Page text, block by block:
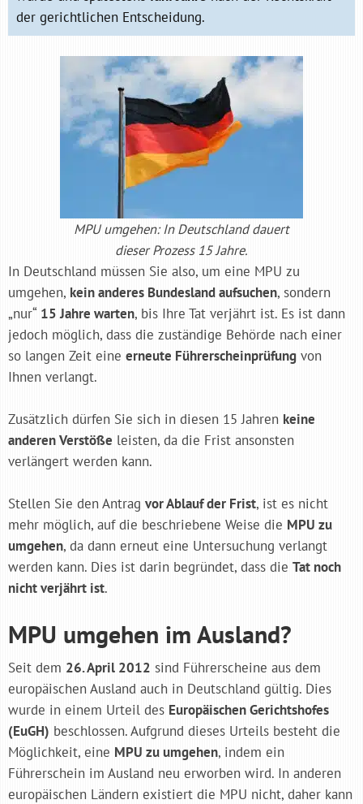
der gerichtlichen Entscheidung.
MPU umgehen: In Deutschland dauert
dieser Prozess 15 Jahre.
In Deutschland müssen Sie also, um eine MPU zu
umgehen, kein anderes Bundesland aufsuchen, sondern
„nur“ 15 Jahre warten, bis Ihre Tat verjährt ist. Es ist dann
jedoch möglich, dass die zuständige Behörde nach einer
so langen Zeit eine erneute Führerscheinprüfung von
Ihnen verlangt.
Zusätzlich dürfen Sie sich in diesen 15 Jahren keine
anderen Verstöße leisten, da die Frist ansonsten
verlängert werden kann.
Stellen Sie den Antrag vor Ablauf der Frist, ist es nicht
mehr möglich, auf die beschriebene Weise die MPU zu
umgehen, da dann erneut eine Untersuchung verlangt
werden kann. Dies ist darin begründet, dass die Tat noch
nicht verjährt ist.
MPU umgehen im Ausland?
Seit dem 26. April 2012 sind Führerscheine aus dem
europäischen Ausland auch in Deutschland gültig. Dies
wurde in einem Urteil des Europäischen Gerichtshofes
(EuGH) beschlossen. Aufgrund dieses Urteils besteht die
Möglichkeit, eine MPU zu umgehen, indem ein
Führerschein im Ausland neu erworben wird. In anderen
europäischen Ländern existiert die MPU nicht, daher kann